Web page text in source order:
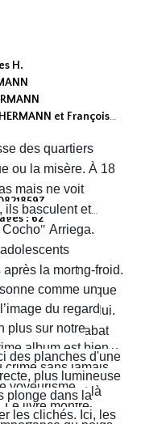
H.
et François
2026
: 62
des quartiers
ou la misère. À 18
mais ne voit
ils basculent et
Cocho" Arriega.
de sang-froid.
à une peur panique
un déclic chez lui.
son arme et abat
autre que le neveu
Alvaro et
C’est là
quadragénaire
après la mort
comme un
du regard
plus sur notre
album est bien
crime sans jamais
voyeurisme.
Le livre montre
des planches d'une
plus lumineuse
plonge dans la
savait les
les clichés. Ici, les